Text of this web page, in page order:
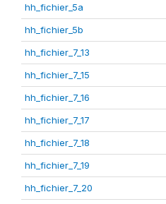
hh_fichier_5a
hh_fichier_5b
hh_fichier_7_13
hh_fichier_7_15
hh_fichier_7_16
hh_fichier_7_17
hh_fichier_7_18
hh_fichier_7_19
hh_fichier_7_20